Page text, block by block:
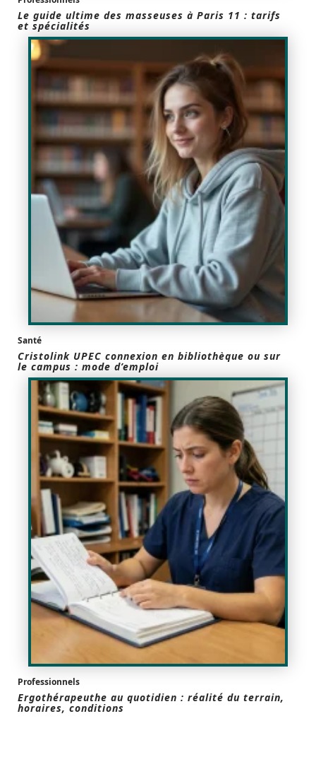
Le guide ultime des masseuses à Paris 11 : tarifs
et spécialités
Santé
Cristolink UPEC connexion en bibliothèque ou sur
le campus : mode d’emploi
Professionnels
Ergothérapeuthe au quotidien : réalité du terrain,
horaires, conditions